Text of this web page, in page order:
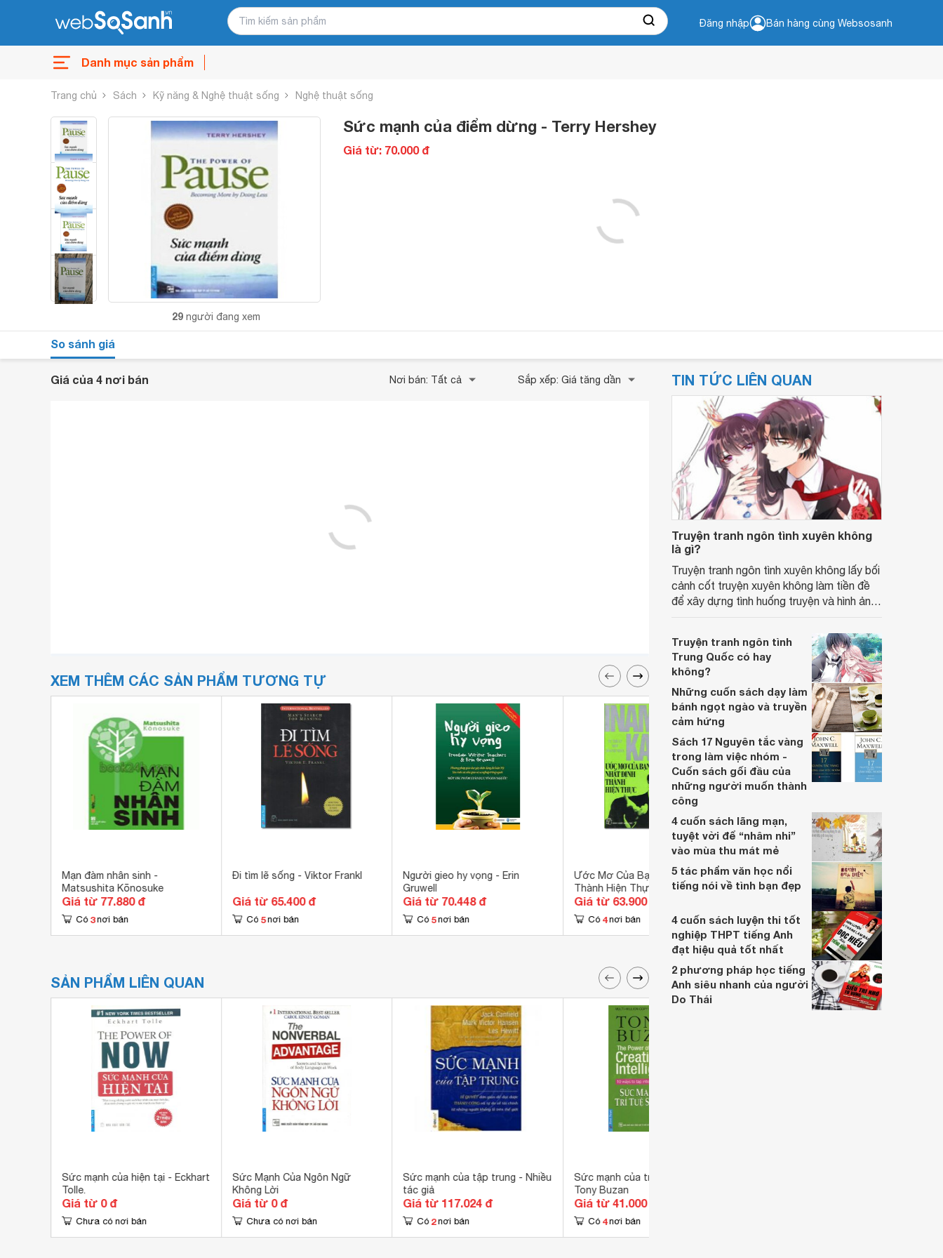
Đăng nhập Bán hàng cùng Websosanh
Danh mục sản phẩm
Trang chủ Sách Kỹ năng & Nghệ thuật sống Nghệ thuật sống
29 người đang xem
Sức mạnh của điểm dừng - Terry Hershey
Giá từ: 70.000 đ
So sánh giá
Giá của 4 nơi bán Nơi bán: Tất cả Sắp xếp: Giá tăng dần
XEM THÊM CÁC SẢN PHẨM TƯƠNG TỰ
Mạn đàm nhân sinh -
Matsushita Kōnosuke
Giá từ 77.880 đ
Có 3 nơi bán
Đi tìm lẽ sống - Viktor Frankl
Giá từ 65.400 đ
Có 5 nơi bán
Người gieo hy vọng - Erin
Gruwell
Giá từ 70.448 đ
Có 5 nơi bán
Ước Mơ Của Bạn Nhất Định
Thành Hiện Thực
Giá từ 63.900 đ
Có 4 nơi bán
Đột Phá Khơi Nguồn Cảm Hứng
Để Sống Can Đảm
Giá từ 68.640 đ
Có 3 nơi bán
SẢN PHẨM LIÊN QUAN
Sức mạnh của hiện tại - Eckhart
Tolle.
Giá từ 0 đ
Chưa có nơi bán
Sức Mạnh Của Ngôn Ngữ
Không Lời
Giá từ 0 đ
Chưa có nơi bán
Sức mạnh của tập trung - Nhiều
tác giả
Giá từ 117.024 đ
Có 2 nơi bán
Sức mạnh của trí tuệ sáng tạo -
Tony Buzan
Giá từ 41.000 đ
Có 4 nơi bán
TIN TỨC LIÊN QUAN
Truyện tranh ngôn tình xuyên không
là gì?
Truyện tranh ngôn tình xuyên không lấy bối
cảnh cốt truyện xuyên không làm tiền đề
để xây dựng tình huống truyện và hình ảnh
Truyện tranh ngôn tình
Trung Quốc có hay
không?
Những cuốn sách dạy làm
bánh ngọt ngào và truyền
cảm hứng
Sách 17 Nguyên tắc vàng
trong làm việc nhóm -
Cuốn sách gối đầu của
những người muốn thành
công
4 cuốn sách lãng mạn,
tuyệt vời để “nhâm nhi”
vào mùa thu mát mẻ
5 tác phẩm văn học nổi
tiếng nói về tình bạn đẹp
4 cuốn sách luyện thi tốt
nghiệp THPT tiếng Anh
đạt hiệu quả tốt nhất
2 phương pháp học tiếng
Anh siêu nhanh của người
Do Thái